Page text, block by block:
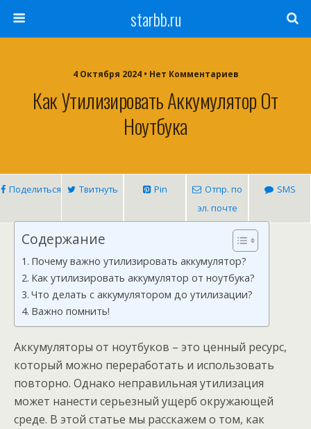
starbb.ru
4 Октября 2024 • Нет Комментариев
Как Утилизировать Аккумулятор От
Ноутбука
Поделиться Твитнуть Pin
Отпр. по
эл. почте
SMS
Содержание
Почему важно утилизировать аккумулятор?
Как утилизировать аккумулятор от ноутбука?
Что делать с аккумулятором до утилизации?
Важно помнить!
Аккумуляторы от ноутбуков – это ценный ресурс,
который можно переработать и использовать
повторно. Однако неправильная утилизация
может нанести серьезный ущерб окружающей
среде. В этой статье мы расскажем о том, как